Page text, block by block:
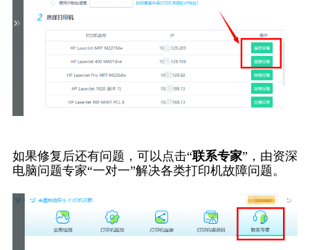
如果修复后还有问题，可以点击“联系专家”，由资深
电脑问题专家“一对一”解决各类打印机故障问题。